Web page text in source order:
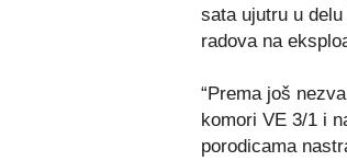
sata ujutru u
radova na
“Prema još
komori VE 3/1 i
porodicama